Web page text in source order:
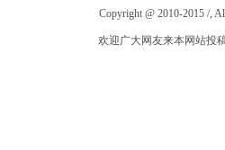
Copyright @ 2010-2015/,
欢迎广大网友来本网站投